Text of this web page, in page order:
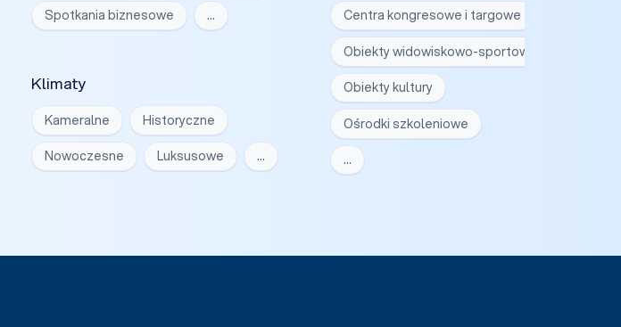
Klimaty
Kameralne Historyczne
Nowoczesne Luksusowe …
Spotkania biznesowe … Centra kongresowe i targowe
Obiekty widowiskowo-sportowe
Obiekty kultury
Ośrodki szkoleniowe
…